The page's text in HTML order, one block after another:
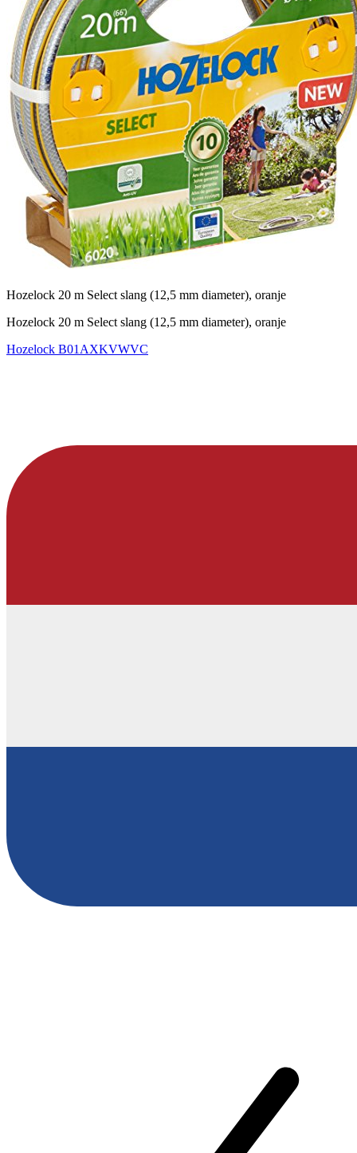
Hozelock 20 m Select slang (12,5 mm diameter), oranje
Hozelock 20 m Select slang (12,5 mm diameter), oranje
Hozelock B01AXKVWVC